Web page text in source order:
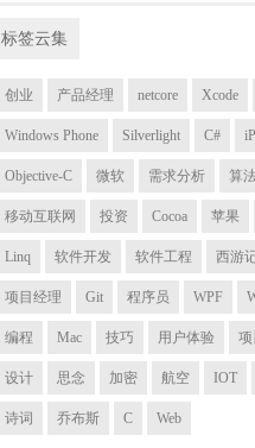
标签云集
创业 产品经理 netcore Xcode
Windows Phone Silverlight C#
Objective-C 微软 需求分析 算
移动互联网 投资 Cocoa 苹果
Linq 软件开发 软件工程 西游
项目经理 Git 程序员 WPF
编程 Mac 技巧 用户体验 项
设计 思念 加密 航空 IOT
诗词 乔布斯 C Web